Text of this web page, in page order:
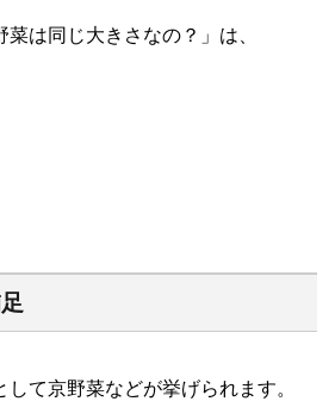
菜は同じ大きさなの？」は、
て京野菜などが挙げられます。